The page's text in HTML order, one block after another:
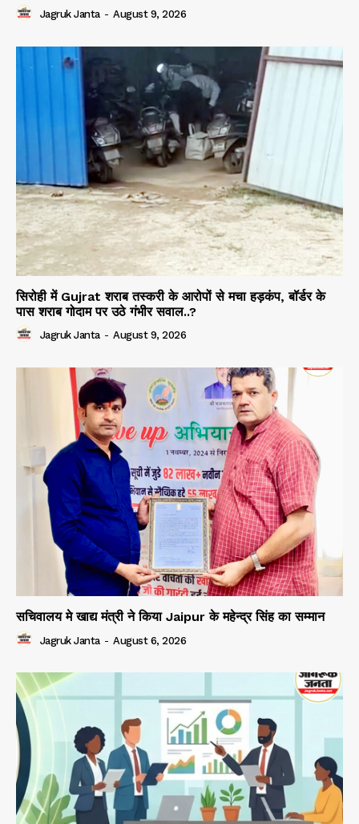
Jagruk Janta - August 9, 2026
सिरोही में Gujrat शराब तस्करी के आरोपों से मचा हड़कंप, बॉर्डर के
पास शराब गोदाम पर उठे गंभीर सवाल..?
Jagruk Janta - August 9, 2026
सचिवालय मे खाद्य मंत्री ने किया Jaipur के महेन्द्र सिंह का सम्मान
Jagruk Janta - August 6, 2026